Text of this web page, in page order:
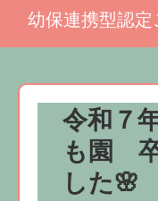
幼保連携型認定
令和７
も園
した🌸